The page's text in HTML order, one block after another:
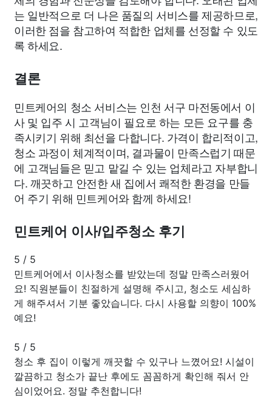
는 일반적으로 더 나은 품질의 서비스를 제공하므로,
이러한 점을 참고하여 적합한 업체를 선정할 수 있도
록 하세요.
결론
민트케어의 청소 서비스는 인천 서구 마전동에서 이
사 및 입주 시 고객님이 필요로 하는 모든 요구를 충
족시키기 위해 최선을 다합니다. 가격이 합리적이고,
청소 과정이 체계적이며, 결과물이 만족스럽기 때문
에 고객님들은 믿고 맡길 수 있는 업체라고 자부합니
다. 깨끗하고 안전한 새 집에서 쾌적한 환경을 만들
어 주기 위해 민트케어와 함께 하세요!
민트케어 이사/입주청소 후기
5 / 5
민트케어에서 이사청소를 받았는데 정말 만족스러웠어
요! 직원분들이 친절하게 설명해 주시고, 청소도 세심하
게 해주셔서 기분 좋았습니다. 다시 사용할 의향이 100%
예요!
5 / 5
청소 후 집이 이렇게 깨끗할 수 있구나 느꼈어요! 시설이
깔끔하고 청소가 끝난 후에도 꼼꼼하게 확인해 줘서 안
심이었어요. 정말 추천합니다!